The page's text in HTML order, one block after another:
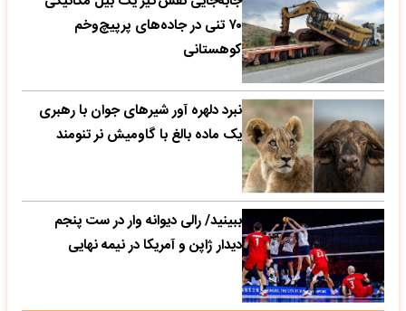
۷۰ تنی در جاده‌های پرپیچ‌وخم
کوهستانی
نبرد دلهره آور شیرهای جوان با رهبری
یک ماده بالغ با گاومیش نر تنومند
ببینید/ رالی دیوانه وار در ست پنجم
دیدار ژاپن و آمریکا در نیمه نهایی